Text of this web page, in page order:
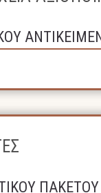
ΠΑΚΕΤΟΥ